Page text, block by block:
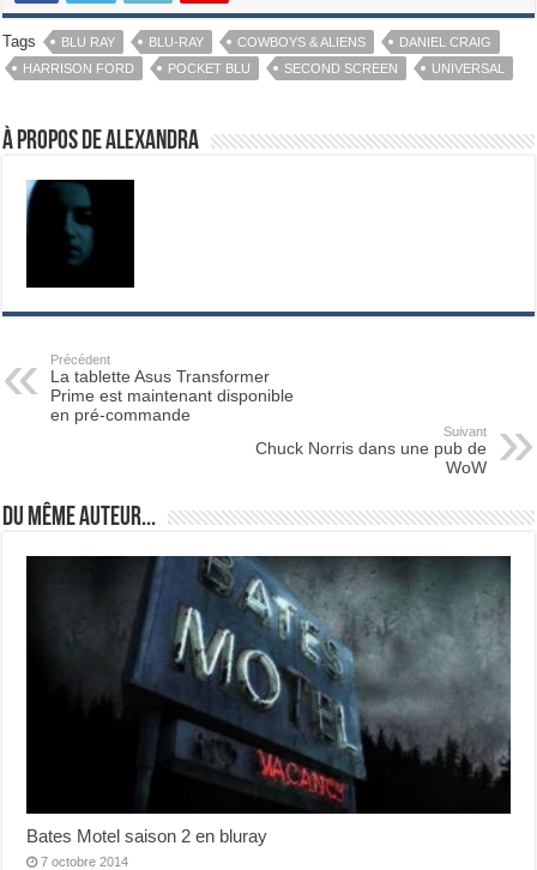
Tags BLU RAY BLU-RAY COWBOYS & ALIENS
DANIEL CRAIG
HARRISON FORD
POCKET BLU SECOND SCREEN UNIVERSAL
À propos de Alexandra
Précédent
La tablette Asus Transformer
Prime est maintenant disponible
en pré-commande
Suivant
Chuck Norris dans une pub de
WoW
Du même auteur...
Bates Motel saison 2 en bluray
7 octobre 2014